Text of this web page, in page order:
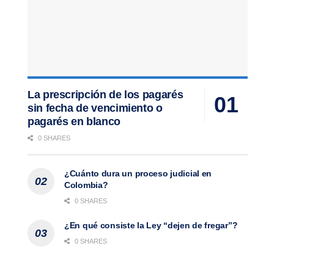
La prescripción de los pagarés
sin fecha de vencimiento o
pagarés en blanco
0 SHARES
¿Cuánto dura un proceso judicial en
Colombia?
0 SHARES
¿En qué consiste la Ley “dejen de fregar”?
0 SHARES